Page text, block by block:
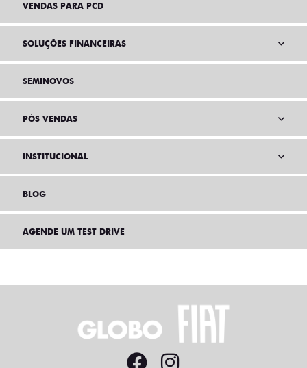
VENDAS PARA PCD
SOLUÇÕES FINANCEIRAS
SEMINOVOS
PÓS VENDAS
INSTITUCIONAL
BLOG
AGENDE UM TEST DRIVE